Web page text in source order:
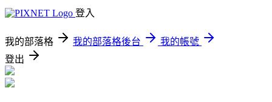
登入
我的部落格 我的部落格後台
我的帳號
登出